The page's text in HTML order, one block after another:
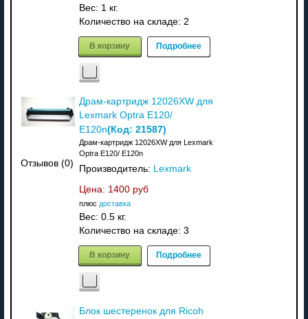
Вес: 1 кг.
Количество на складе: 2
В корзину Подробнее
Отзывов (0)
Драм-картридж 12026XW для
Lexmark Optra E120/
E120n(Код: 21587)
Драм-картридж 12026XW для Lexmark
Optra E120/ E120n
Производитель:
Lexmark
Цена: 1400 руб
плюс доставка
Вес: 0.5 кг.
Количество на складе: 3
В корзину Подробнее
Блок шестеренок для Ricoh